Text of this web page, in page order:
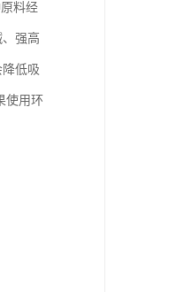
料经
强高
低吸
使用环